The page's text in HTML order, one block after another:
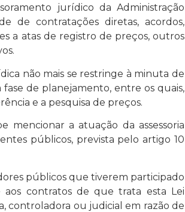
jurídico da Administração
de contratações diretas, acordos,
a atas de registro de preços, outros
não mais se restringe à minuta de
de planejamento, entre os quais,
e a pesquisa de preços.
mencionar a atuação da assessoria
públicos, prevista pelo artigo 10
públicos que tiverem participado
aos contratos de que trata esta Lei
controladora ou judicial em razão de